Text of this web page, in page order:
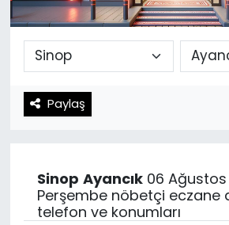
Paylaş
Sinop Ayancık06 Ağustos
Perşembe nöbetçi eczane
telefon ve konumları
Spor
Teknoloji
Resmi İlanlar
Teknoloji
Yaşam
Künye
İletişim